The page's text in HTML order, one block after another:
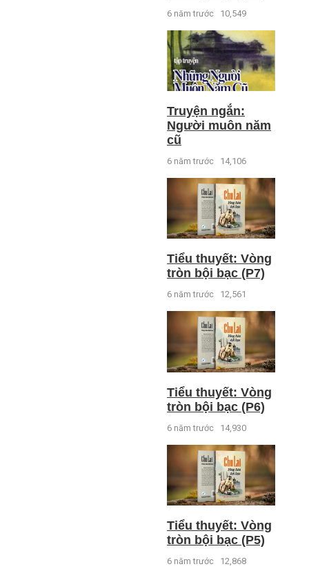
6 năm trước 10,549
Truyện ngắn:
Người muôn năm
cũ
6 năm trước 14,106
Tiểu thuyết: Vòng
tròn bội bạc (P7)
6 năm trước 12,561
Tiểu thuyết: Vòng
tròn bội bạc (P6)
6 năm trước 14,930
Tiểu thuyết: Vòng
tròn bội bạc (P5)
6 năm trước 12,868